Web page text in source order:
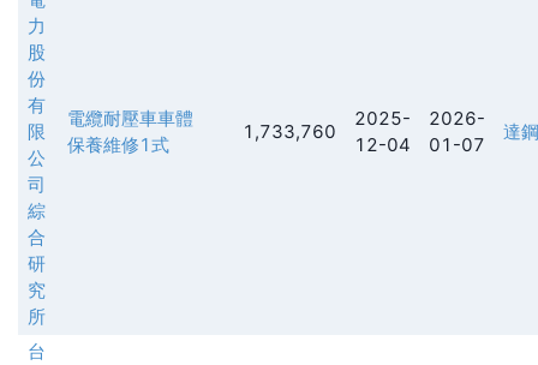
力
股
份
有
限
公
司
綜
合
研
究
所
電纜耐壓車車體
保養維修1式
1,733,760
2025-
12-04
2026-
01-07
達
台